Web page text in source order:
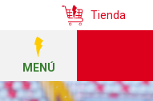
Tienda
MENÚ